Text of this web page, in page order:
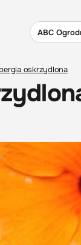
ABC
oskrzydlona